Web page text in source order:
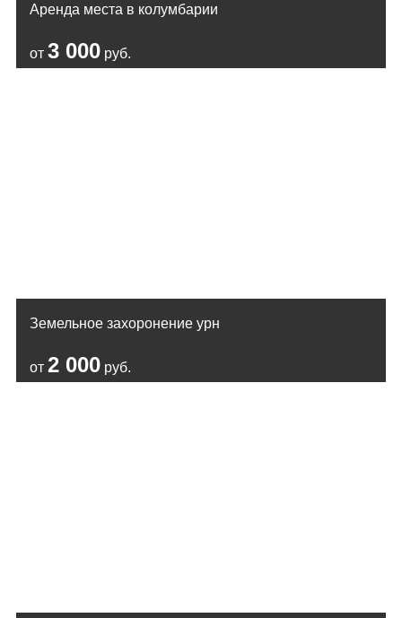
Аренда места в колумбарии
от 3 000 руб.
Земельное захоронение урн
от 2 000 руб.